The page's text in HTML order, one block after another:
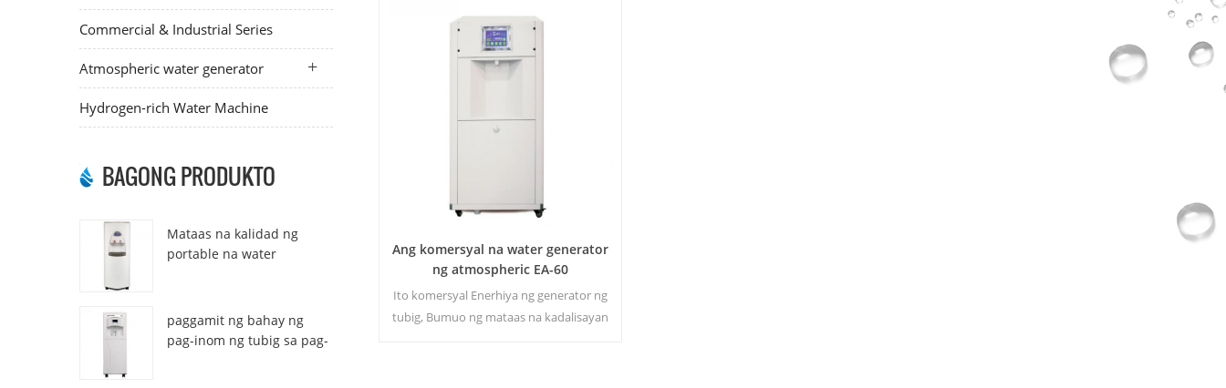
Commercial & Industrial Series
Atmospheric water generator
Hydrogen-rich Water Machine
BAGONG PRODUKTO
Mataas na kalidad ng
portable na water
paggamit ng bahay ng
pag-inom ng tubig sa pag-
Ang komersyal na water generator
ng atmospheric EA-60
Ito komersyal Enerhiya ng generator ng
tubig, Bumuo ng mataas na kadalisayan